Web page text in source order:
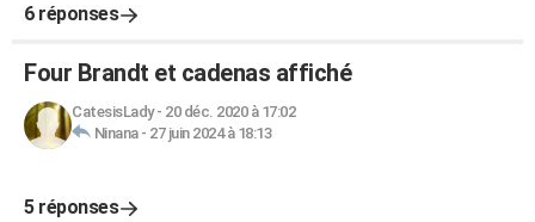
6 réponses
Four Brandt et cadenas affiché
CatesisLady- 20 déc. 2020 à 17:02
Ninana- 27 juin 2024 à 18:13
5 réponses